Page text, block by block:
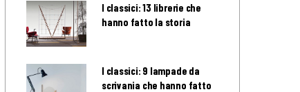
I classici: 13 librerie che
hanno fatto la storia
I classici: 9 lampade da
scrivania che hanno fatto